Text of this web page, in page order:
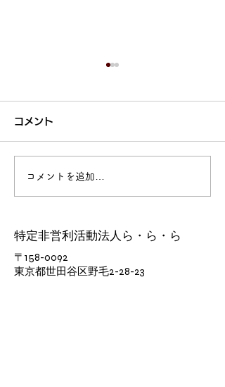
今日の楽ちん堂 2026年
ークを付けてください〜
コメント
コメントを追加…
特定非営利活動法人ら・ら・ら
東京都世田谷区野毛2-28-23
​〒158-0092